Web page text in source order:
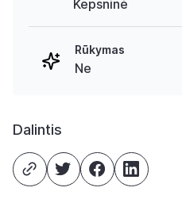
Kepsninė
Rūkymas
Ne
Dalintis